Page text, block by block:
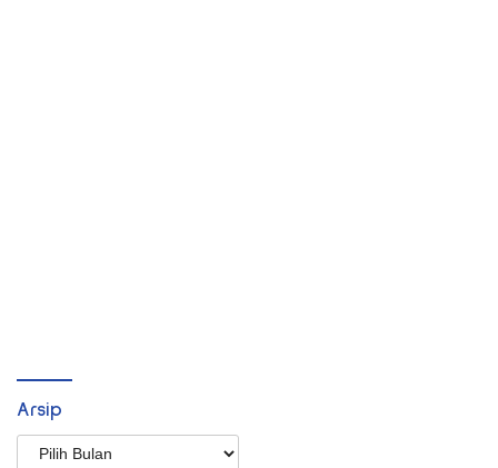
Arsip
Arsip